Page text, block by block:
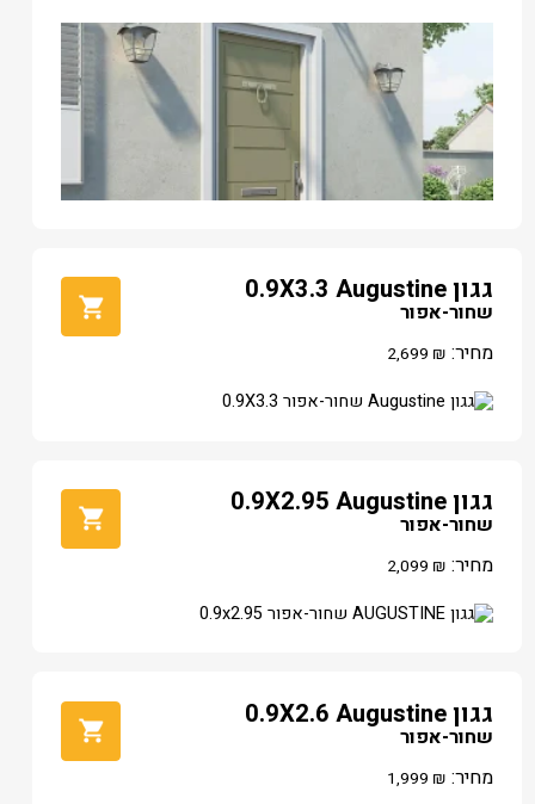
גגון 0.9X3.3 Augustine
שחור-אפור
מחיר:
2,699 ₪
גגון 0.9X2.95 Augustine
שחור-אפור
מחיר:
2,099 ₪
גגון 0.9X2.6 Augustine
שחור-אפור
מחיר:
1,999 ₪